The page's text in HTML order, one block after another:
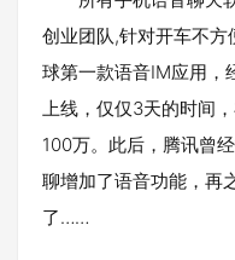
创业团队,针对开车不
球第一款语音IM应用，
上线，仅仅3天的时间
100万。此后，腾讯曾
聊增加了语音功能，再
了……